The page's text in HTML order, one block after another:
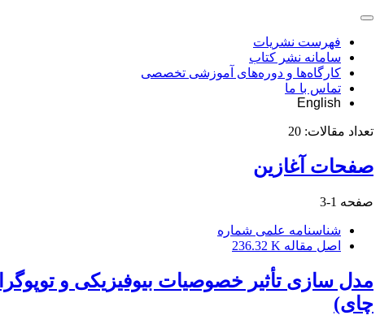
فهرست نشریات
سامانه نشر کتاب
کارگاه‌ها و دوره‌های آموزشی تخصصی
تماس با ما
English
تعداد مقالات: 20
صفحات آغازین
صفحه 1-3
شناسنامه علمی شماره
اصل مقاله 236.32 K
مدل ‏سازی تأثیر خصوصیات بیوفیزیکی و
‏چای)